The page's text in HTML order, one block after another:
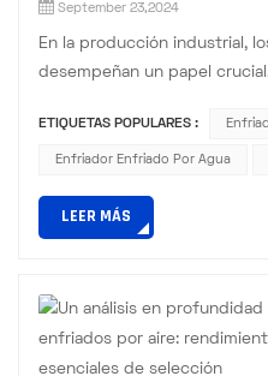
September 23,2024
En la producción industrial,
desempeñan un papel
para garantizar una
ante las numerosas marcas
elegir una adecuada? Hoy,
ETIQUETAS POPULARES :
Enfriador Enfriado Por Agua
LEER MÁS